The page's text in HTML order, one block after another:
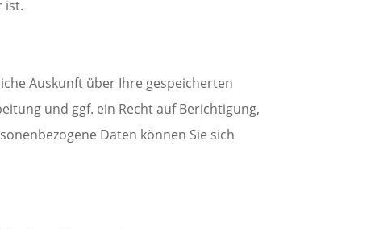
ist.
Auskunft über Ihre gespeicherten
und ggf. ein Recht auf Berichtigung,
Daten können Sie sich